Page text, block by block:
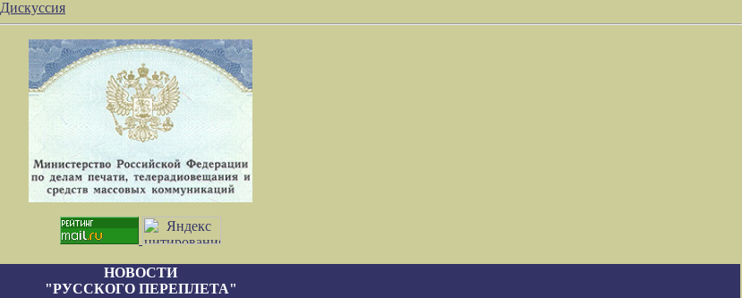
Дискуссия
НОВОСТИ
"РУССКОГО ПЕРЕПЛЕТА"